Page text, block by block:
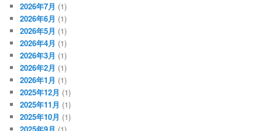
2026年7月 (1)
2026年6月 (1)
2026年5月 (1)
2026年4月 (1)
2026年3月 (1)
2026年2月 (1)
2026年1月 (1)
2025年12月 (1)
2025年11月 (1)
2025年10月 (1)